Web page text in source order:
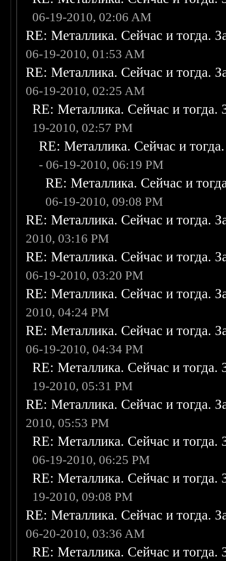
06-19-2010, 02:06 AM
RE: Металлика. Сейчас и тогда.
06-19-2010, 01:53 AM
RE: Металлика. Сейчас и тогда.
06-19-2010, 02:25 AM
RE: Металлика. Сейчас и
19-2010, 02:57 PM
RE: Металлика. Сейчас и
- 06-19-2010, 06:19 PM
RE: Металлика. Сейчас и
06-19-2010, 09:08 PM
RE: Металлика. Сейчас и тогда.
2010, 03:16 PM
RE: Металлика. Сейчас и тогда.
06-19-2010, 03:20 PM
RE: Металлика. Сейчас и тогда.
2010, 04:24 PM
RE: Металлика. Сейчас и тогда.
06-19-2010, 04:34 PM
RE: Металлика. Сейчас и
19-2010, 05:31 PM
RE: Металлика. Сейчас и тогда.
2010, 05:53 PM
RE: Металлика. Сейчас и
06-19-2010, 06:25 PM
RE: Металлика. Сейчас и
19-2010, 09:08 PM
RE: Металлика. Сейчас и тогда.
06-20-2010, 03:36 AM
RE: Металлика. Сейчас и